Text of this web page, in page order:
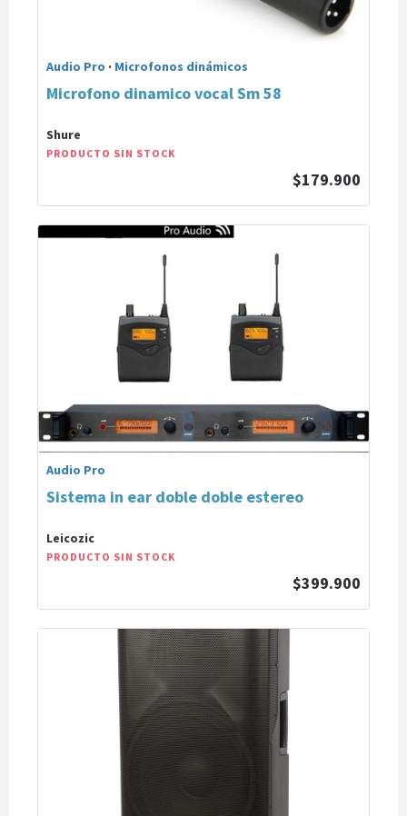
Audio Pro · Microfonos dinámicos
Microfono dinamico vocal Sm 58
Shure
PRODUCTO SIN STOCK
$179.900
Audio Pro
Sistema in ear doble doble estereo
Leicozic
PRODUCTO SIN STOCK
$399.900